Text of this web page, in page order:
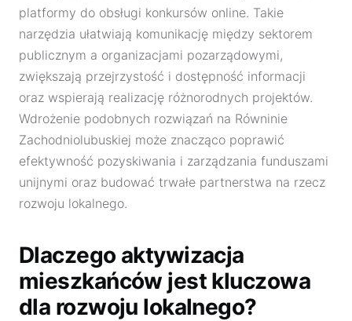
platformy do obsługi konkursów online. Takie
narzędzia ułatwiają komunikację między sektorem
publicznym a organizacjami pozarządowymi,
zwiększają przejrzystość i dostępność informacji
oraz wspierają realizację różnorodnych projektów.
Wdrożenie podobnych rozwiązań na Równinie
Zachodniolubuskiej może znacząco poprawić
efektywność pozyskiwania i zarządzania funduszami
unijnymi oraz budować trwałe partnerstwa na rzecz
rozwoju lokalnego.
Dlaczego aktywizacja
mieszkańców jest kluczowa
dla rozwoju lokalnego?